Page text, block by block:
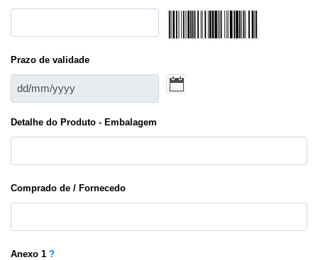
Prazo de validade
Detalhe do Produto - Embalagem
Comprado de / Fornecedo
Anexo 1 ?